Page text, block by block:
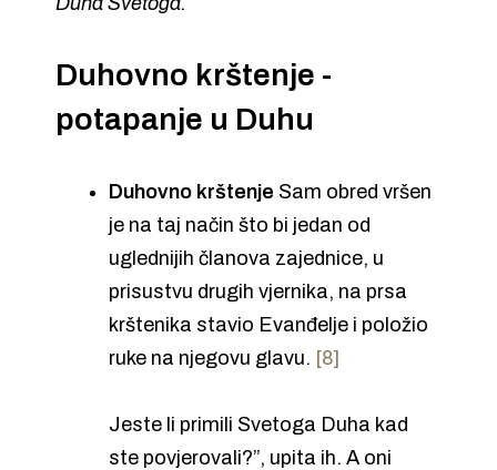
Duhovno krštenje -
potapanje u Duhu
Duhovno krštenje Sam obred vršen
je na taj način što bi jedan od
uglednijih članova zajednice, u
prisustvu drugih vjernika, na prsa
krštenika stavio Evanđelje i položio
ruke na njegovu glavu. [8]
Jeste li primili Svetoga Duha kad
ste povjerovali?”, upita ih. A oni